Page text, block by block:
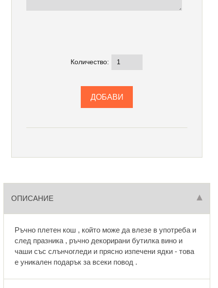
Количество:
ОПИСАНИЕ
Ръчно плетен кош , който може да влезе в употреба и
след празника , ръчно декорирани бутилка вино и
чаши със слънчогледи и прясно изпечени ядки - това
е уникален подарък за всеки повод .